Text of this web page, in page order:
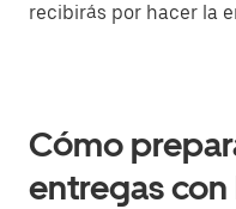
recibirás por hacer la
Cómo
entregas